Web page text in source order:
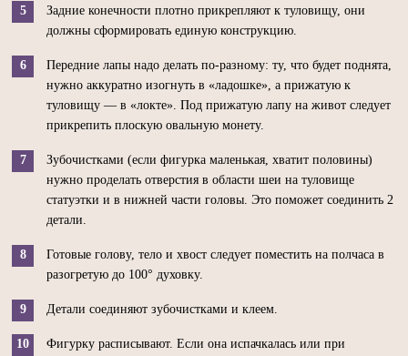
Задние конечности плотно прикрепляют к туловищу, они
должны сформировать единую конструкцию.
Передние лапы надо делать по-разному: ту, что будет поднята,
нужно аккуратно изогнуть в «ладошке», а прижатую к
туловищу — в «локте». Под прижатую лапу на живот следует
прикрепить плоскую овальную монету.
Зубочистками (если фигурка маленькая, хватит половины)
нужно проделать отверстия в области шеи на туловище
статуэтки и в нижней части головы. Это поможет соединить 2
детали.
Готовые голову, тело и хвост следует поместить на полчаса в
разогретую до 100° духовку.
Детали соединяют зубочистками и клеем.
Фигурку расписывают. Если она испачкалась или при